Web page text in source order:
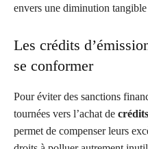
envers une diminution
Les crédits
se conformer
Pour éviter des sanctions
tournées vers l’achat de
permet de compenser leurs